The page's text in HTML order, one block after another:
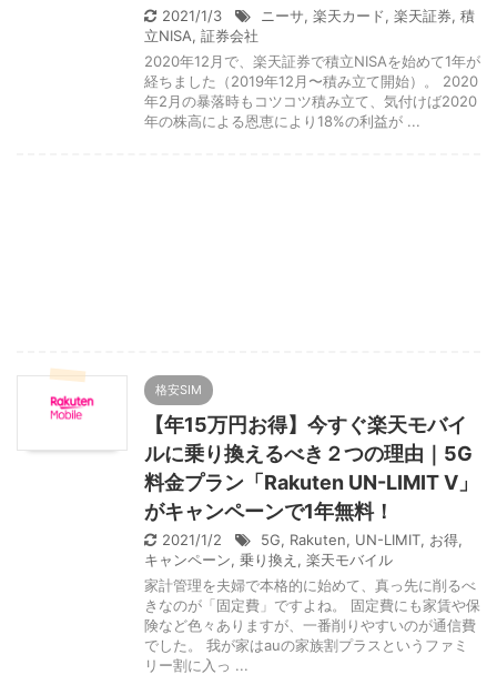
2021/1/3 ニーサ, 楽天カード, 楽天証券, 積
立NISA, 証券会社
2020年12月で、楽天証券で積立NISAを始めて1年が
経ちました（2019年12月〜積み立て開始）。 2020
年2月の暴落時もコツコツ積み立て、気付けば2020
年の株高による恩恵により18%の利益が ...
格安SIM
【年15万円お得】今すぐ楽天モバイ
ルに乗り換えるべき２つの理由｜5G
料金プラン「Rakuten UN-LIMIT V」
がキャンペーンで1年無料！
2021/1/2 5G, Rakuten, UN-LIMIT, お得,
キャンペーン, 乗り換え , 楽天モバイル
家計管理を夫婦で本格的に始めて、真っ先に削るべ
きなのが「固定費」ですよね。 固定費にも家賃や保
険など色々ありますが、一番削りやすいのが通信費
でした。 我が家はauの家族割プラスというファミ
リー割に入っ ...